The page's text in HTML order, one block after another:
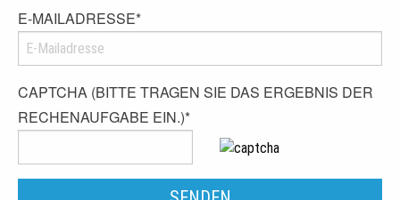
E-MAILADRESSE*
CAPTCHA (BITTE TRAGEN SIE DAS ERGEBNIS DER
RECHENAUFGABE EIN.)*